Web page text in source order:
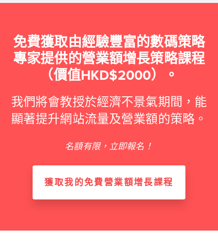
免費獲取由經驗豐富的數碼策略
專家提供的營業額增長策略課程
（價值HKD$2000）。
我們將會教授於經濟不景氣期間，能
顯著提升網站流量及營業額的策略。
名額有限，立即報名！
獲取我的免費營業額增長課程